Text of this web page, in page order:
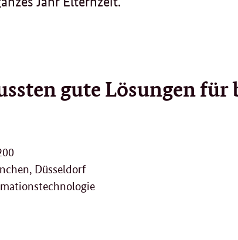
gute Lösungen für
Düsseldorf